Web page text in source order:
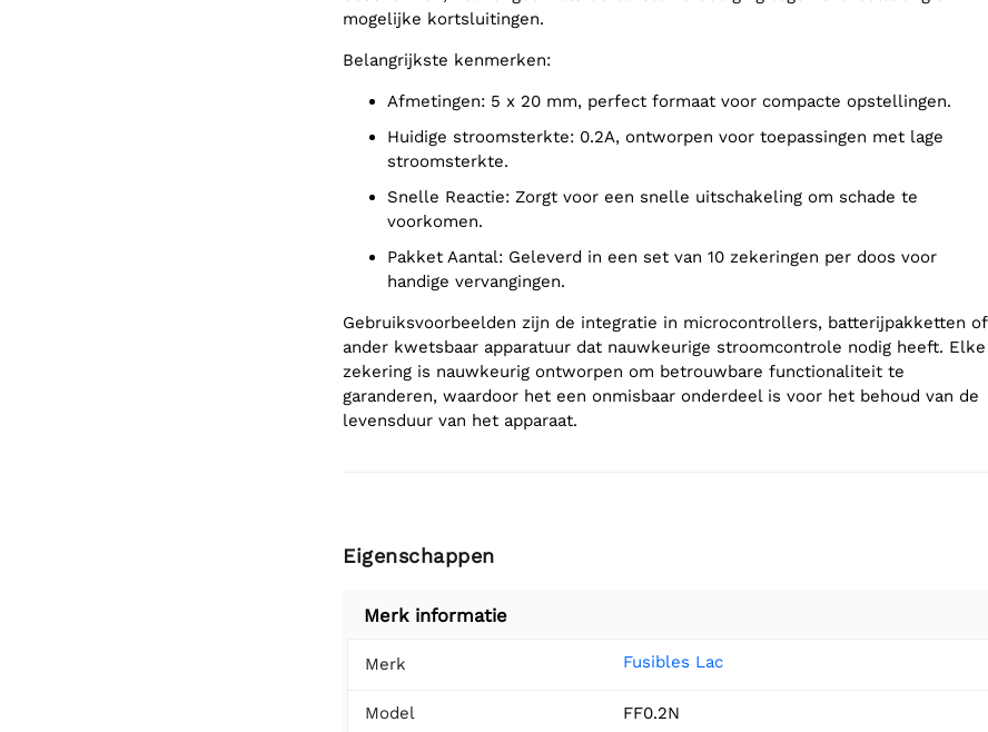
mogelijke kortsluitingen.
Belangrijkste kenmerken:
Afmetingen: 5 x 20 mm, perfect formaat voor compacte opstellingen.
Huidige stroomsterkte: 0.2A, ontworpen voor toepassingen met lage
stroomsterkte.
Snelle Reactie: Zorgt voor een snelle uitschakeling om schade te
voorkomen.
Pakket Aantal: Geleverd in een set van 10 zekeringen per doos voor
handige vervangingen.
Gebruiksvoorbeelden zijn de integratie in microcontrollers, batterijpakketten of
ander kwetsbaar apparatuur dat nauwkeurige stroomcontrole nodig heeft. Elke
zekering is nauwkeurig ontworpen om betrouwbare functionaliteit te
garanderen, waardoor het een onmisbaar onderdeel is voor het behoud van de
levensduur van het apparaat.
Eigenschappen
Merk informatie
Merk Fusibles Lac
Model FF0.2N